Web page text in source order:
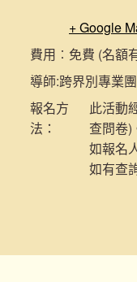
+ Google
費用︰ 免費 (名額
導師:跨界別專業
報名方
法：
此活動
查問卷)
如報名
如有查